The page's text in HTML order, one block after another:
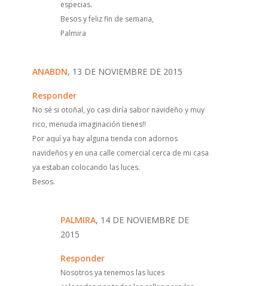
especias.
Besos y feliz fin de semana,
Palmira
ANABDN, 13 DE NOVIEMBRE DE 2015
Responder
No sé si otoñal, yo casi diría sabor navideño y muy
rico, menuda imaginación tienes!!
Por aquí ya hay alguna tienda con adornos
navideños y en una calle comercial cerca de mi casa
ya estaban colocando las luces.
Besos.
PALMIRA, 14 DE NOVIEMBRE DE
2015
Responder
Nosotros ya tenemos las luces